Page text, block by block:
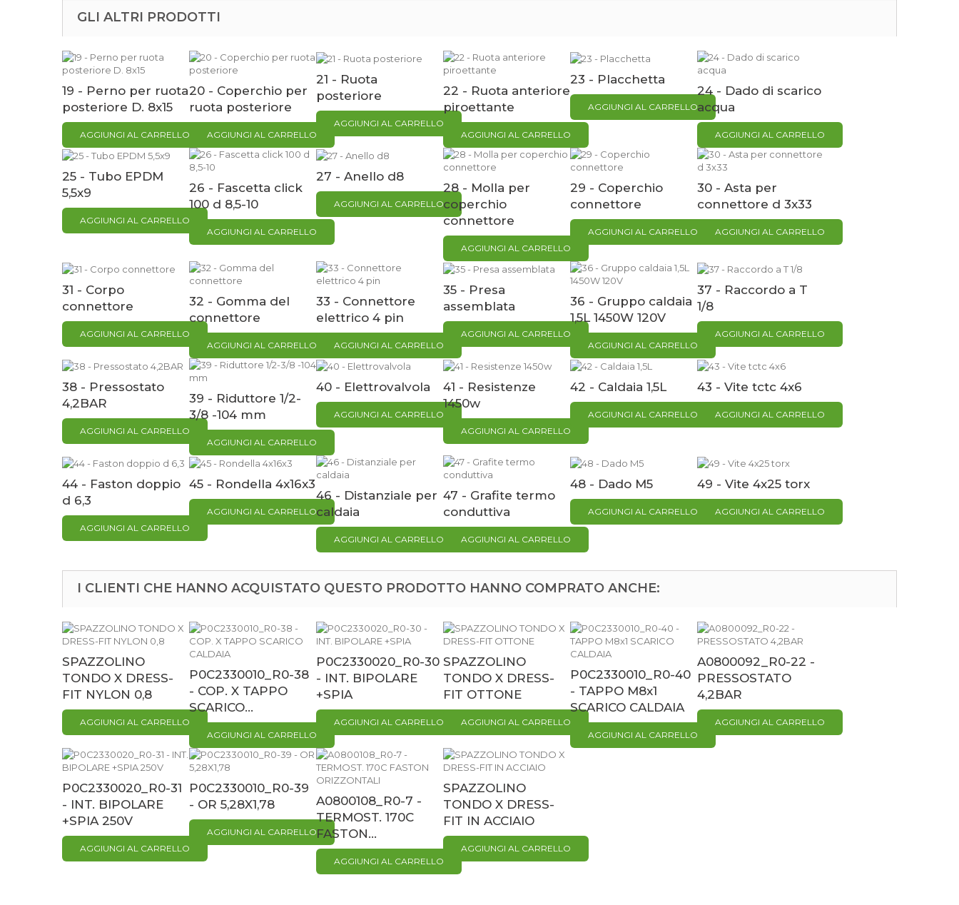
GLI ALTRI PRODOTTI
19 - Perno per ruota
posteriore D. 8x15
AGGIUNGI AL CARRELLO
20 - Coperchio per
ruota posteriore
AGGIUNGI AL CARRELLO
21 - Ruota
posteriore
AGGIUNGI AL CARRELLO
22 - Ruota anteriore
piroettante
AGGIUNGI AL CARRELLO
23 - Placchetta
AGGIUNGI AL CARRELLO
24 - Dado di scarico
acqua
AGGIUNGI AL CARRELLO
25 - Tubo EPDM
5,5x9
AGGIUNGI AL CARRELLO
26 - Fascetta click
100 d 8,5-10
AGGIUNGI AL CARRELLO
27 - Anello d8
AGGIUNGI AL CARRELLO
28 - Molla per
coperchio
connettore
AGGIUNGI AL CARRELLO
29 - Coperchio
connettore
AGGIUNGI AL CARRELLO
30 - Asta per
connettore d 3x33
AGGIUNGI AL CARRELLO
31 - Corpo
connettore
AGGIUNGI AL CARRELLO
32 - Gomma del
connettore
AGGIUNGI AL CARRELLO
33 - Connettore
elettrico 4 pin
AGGIUNGI AL CARRELLO
35 - Presa
assemblata
AGGIUNGI AL CARRELLO
36 - Gruppo caldaia
1,5L 1450W 120V
AGGIUNGI AL CARRELLO
37 - Raccordo a T
1/8
AGGIUNGI AL CARRELLO
38 - Pressostato
4,2BAR
AGGIUNGI AL CARRELLO
39 - Riduttore 1/2-
3/8 -104 mm
AGGIUNGI AL CARRELLO
40 - Elettrovalvola
AGGIUNGI AL CARRELLO
41 - Resistenze
1450w
AGGIUNGI AL CARRELLO
42 - Caldaia 1,5L
AGGIUNGI AL CARRELLO
43 - Vite tctc 4x6
AGGIUNGI AL CARRELLO
44 - Faston doppio
d 6,3
AGGIUNGI AL CARRELLO
45 - Rondella 4x16x3
AGGIUNGI AL CARRELLO
46 - Distanziale per
caldaia
AGGIUNGI AL CARRELLO
47 - Grafite termo
conduttiva
AGGIUNGI AL CARRELLO
48 - Dado M5
AGGIUNGI AL CARRELLO
49 - Vite 4x25 torx
AGGIUNGI AL CARRELLO
I CLIENTI CHE HANNO ACQUISTATO QUESTO PRODOTTO HANNO COMPRATO ANCHE:
SPAZZOLINO
TONDO X DRESS-
FIT NYLON 0,8
AGGIUNGI AL CARRELLO
P0C2330010_R0-38
- COP. X TAPPO
SCARICO...
AGGIUNGI AL CARRELLO
P0C2330020_R0-30
- INT. BIPOLARE
+SPIA
AGGIUNGI AL CARRELLO
SPAZZOLINO
TONDO X DRESS-
FIT OTTONE
AGGIUNGI AL CARRELLO
P0C2330010_R0-40
- TAPPO M8x1
SCARICO CALDAIA
AGGIUNGI AL CARRELLO
A0800092_R0-22 -
PRESSOSTATO
4,2BAR
AGGIUNGI AL CARRELLO
P0C2330020_R0-31
- INT. BIPOLARE
+SPIA 250V
AGGIUNGI AL CARRELLO
P0C2330010_R0-39
- OR 5,28X1,78
AGGIUNGI AL CARRELLO
A0800108_R0-7 -
TERMOST. 170C
FASTON...
AGGIUNGI AL CARRELLO
SPAZZOLINO
TONDO X DRESS-
FIT IN ACCIAIO
AGGIUNGI AL CARRELLO